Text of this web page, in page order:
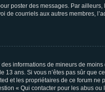
poster des messages. Par ailleurs,
de courriels aux autres membres,
informations de mineurs de
ans. Si vous n’êtes pas sûr que
et les propriétaires de ce forum ne
« Qui contacter pour les abus